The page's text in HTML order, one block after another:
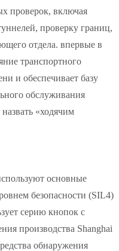
проверок, включая
проверку границ,
отдела. впервые в
транспортного
и обеспечивает базу
обслуживания
«ходячим
основные
безопасности (SIL4)
серию кнопок с
производства Shanghai
обнаружения